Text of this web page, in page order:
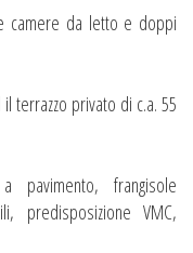
camere da letto e doppi
terrazzo privato di c.a. 55
pavimento, frangisole
predisposizione VMC,